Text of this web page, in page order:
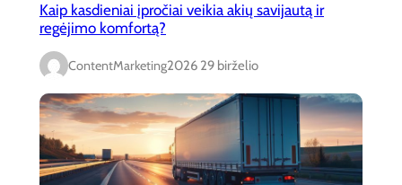
Kaip kasdieniai įpročiai veikia akių savijautą ir
regėjimo komfortą?
ContentMarketing2026 29 birželio